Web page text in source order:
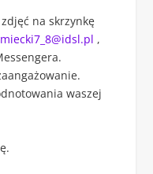
na skrzynkę
,
waszej